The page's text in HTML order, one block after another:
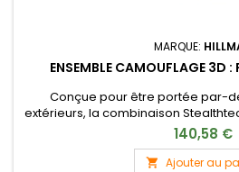
MARQUE:
ENSEMBLE CAMOUFLAGE 3D :
Conçue pour être portée par-
extérieurs, la combinaison
ultime tout en étant
une fois
140,58 €
 Ajouter au